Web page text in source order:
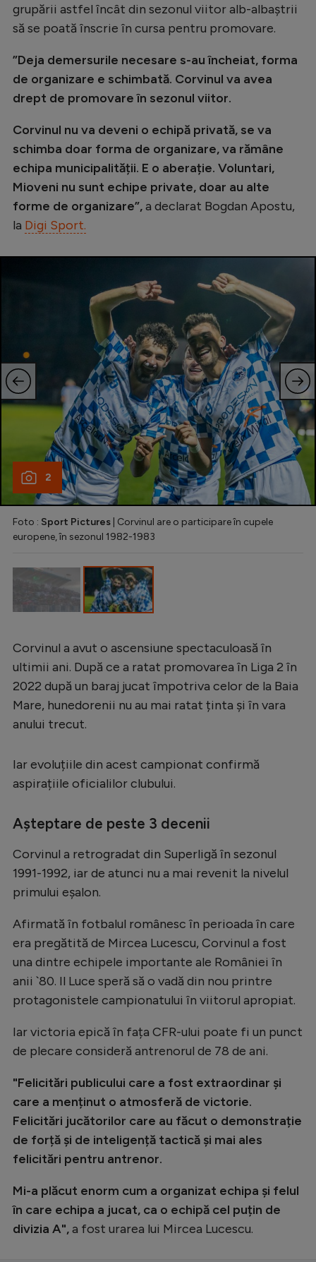
Natație
Formula 1
Gimnastică
Ciclism
Alte sporturi
JO 2024
Intră în cont
Creează cont
grupării astfel încât din sezonul viitor alb-albaștrii
să se poată înscrie în cursa pentru promovare.
”Deja demersurile necesare s-au încheiat, forma
de organizare e schimbată. Corvinul va avea
drept de promovare în sezonul viitor.
Corvinul nu va deveni o echipă privată, se va
schimba doar forma de organizare, va rămâne
echipa municipalității. E o aberație. Voluntari,
Mioveni nu sunt echipe private, doar au alte
forme de organizare”,a declarat Bogdan Apostu,
la Digi Sport.
2
Foto : Sport Pictures | Corvinul are o participare în cupele
europene, în sezonul 1982-1983
Corvinul a avut o ascensiune spectaculoasă în
ultimii ani. După ce a ratat promovarea în Liga 2 în
2022 după un baraj jucat împotriva celor de la Baia
Mare, hunedorenii nu au mai ratat ținta și în vara
anului trecut.
Iar evoluțiile din acest campionat confirmă
aspirațiile oficialilor clubului.
Așteptare de peste 3 decenii
Corvinul a retrogradat din Superligă în sezonul
1991-1992, iar de atunci nu a mai revenit la nivelul
primului eșalon.
Afirmată în fotbalul românesc în perioada în care
era pregătită de Mircea Lucescu, Corvinul a fost
una dintre echipele importante ale României în
anii `80. Il Luce speră să o vadă din nou printre
protagonistele campionatului în viitorul apropiat.
Iar victoria epică în fața CFR-ului poate fi un punct
de plecare consideră antrenorul de 78 de ani.
"Felicitări publicului care a fost extraordinar și
care a menținut o atmosferă de victorie.
Felicitări jucătorilor care au făcut o demonstrație
de forță și de inteligență tactică și mai ales
felicitări pentru antrenor.
Mi-a plăcut enorm cum a organizat echipa și felul
în care echipa a jucat, ca o echipă cel puțin de
divizia A",a fost urarea lui Mircea Lucescu.